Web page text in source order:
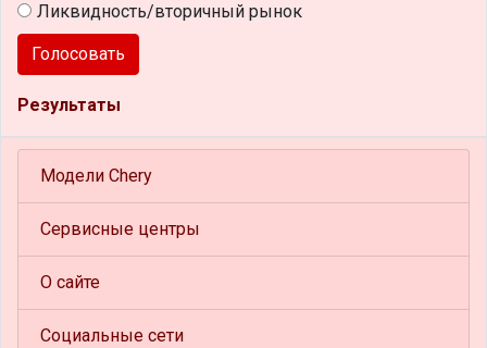
Ликвидность/вторичный рынок
Голосовать
Результаты
Модели Chery
Сервисные центры
О сайте
Социальные сети